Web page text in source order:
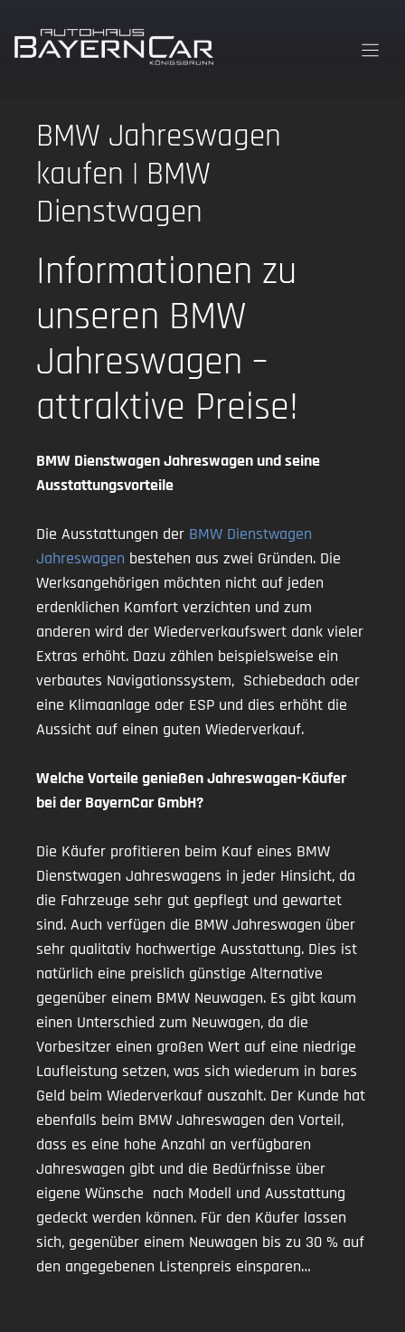
Inhalt
springen
BMW Jahreswagen
kaufen | BMW
Dienstwagen
Informationen zu
unseren BMW
Jahreswagen –
attraktive Preise!
BMW DienstwagenJahreswagen und seine
Ausstattungsvorteile
Die Ausstattungen der BMW Dienstwagen
Jahreswagen bestehen aus zwei Gründen. Die
Werksangehörigen möchten nicht auf jeden
erdenklichen Komfort verzichten und zum
anderen wird der Wiederverkaufswert dank vieler
Extras erhöht. Dazu zählen beispielsweise ein
verbautes Navigationssystem, Schiebedach oder
eine Klimaanlage oder ESP und dies erhöht die
Aussicht auf einen guten Wiederverkauf.
Welche Vorteile genießen Jahreswagen-Käufer
bei der BayernCar GmbH?
Die Käufer profitieren beim Kauf eines BMW
Dienstwagen Jahreswagens in jeder Hinsicht, da
die Fahrzeuge sehr gut gepflegt und gewartet
sind. Auch verfügen die BMW Jahreswagen über
sehr qualitativ hochwertige Ausstattung. Dies ist
natürlich eine preislich günstige Alternative
gegenüber einem BMW Neuwagen. Es gibt kaum
einen Unterschied zum Neuwagen, da die
Vorbesitzer einen großen Wert auf eine niedrige
Laufleistung setzen, was sich wiederum in bares
Geld beim Wiederverkauf auszahlt. Der Kunde hat
ebenfalls beim BMW Jahreswagen den Vorteil,
dass es eine hohe Anzahl an verfügbaren
Jahreswagen gibt und die Bedürfnisse über
eigene Wünsche nach Modell und Ausstattung
gedeckt werden können. Für den Käufer lassen
sich, gegenüber einem Neuwagen bis zu 30 % auf
den angegebenen Listenpreis einsparen…